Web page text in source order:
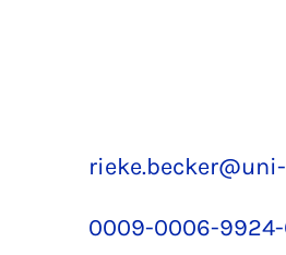
0009-0006-